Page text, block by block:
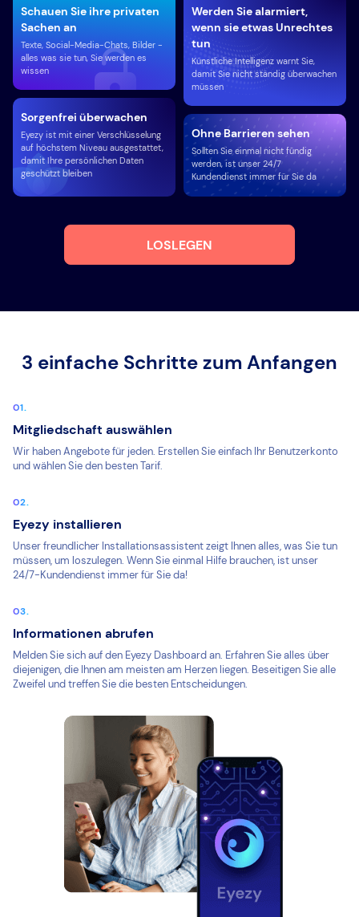
Sorgenfrei überwachen
Eyezy ist mit einer Verschlüsselung
auf höchstem Niveau ausgestattet,
damit Ihre persönlichen Daten
geschützt bleiben
Schauen Sie ihre privaten
Sachen an
Texte, Social-Media-Chats, Bilder -
alles was sie tun, Sie werden es
wissen
Werden Sie alarmiert,
wenn sie etwas Unrechtes
tun
Künstliche Intelligenz warnt Sie,
damit Sie nicht ständig überwachen
müssen
Ohne Barrieren sehen
Sollten Sie einmal nicht fündig
werden, ist unser 24/7
Kundendienst immer für Sie da
LOSLEGEN
3 einfache Schritte zum Anfangen
Mitgliedschaft auswählen
Wir haben Angebote für jeden. Erstellen Sie einfach Ihr Benutzerkonto
und wählen Sie den besten Tarif.
Eyezy installieren
Unser freundlicher Installationsassistent zeigt Ihnen alles, was Sie tun
müssen, um loszulegen. Wenn Sie einmal Hilfe brauchen, ist unser
24/7-Kundendienst immer für Sie da!
Informationen abrufen
Melden Sie sich auf den Eyezy Dashboard an. Erfahren Sie alles über
diejenigen, die Ihnen am meisten am Herzen liegen. Beseitigen Sie alle
Zweifel und treffen Sie die besten Entscheidungen.